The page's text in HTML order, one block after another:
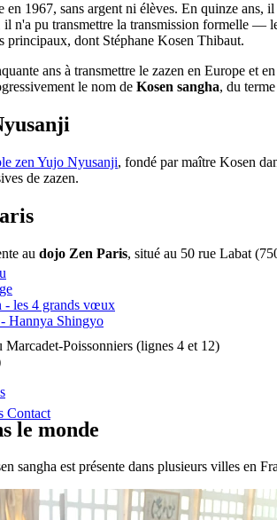
- les 4 grands vœux
Hannya Shingyo
Contact
1967, sans argent ni élèves. En quinze
n'a pu transmettre la transmission formelle —
principaux, dont Stéphane Kosen Thibaut.
ans à transmettre le zazen en Europe et
le nom de Kosen sangha, du
zen Yujo Nyusanji, fondé par maître Kosen
de zazen.
au dojo Zen Paris, situé au 50 rue Labat
Poissonniers (lignes 4 et 12)
le monde
sangha est présente dans plusieurs villes en